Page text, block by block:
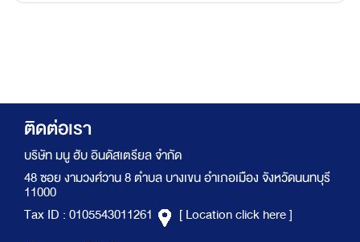
ติดต่อเรา
บริษัท มนู ฮับ อินดัสเตรียล จำกัด
48 ซอย งามวงศ์วาน 8 ตำบล บางเขน อำเภอเมือง จังหวัดนนทบุรี
11000
Tax ID : 0105543011261
[ Location click here ]